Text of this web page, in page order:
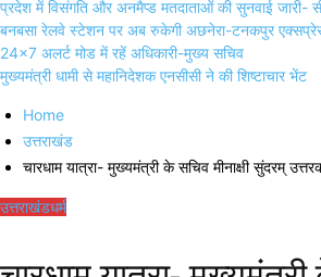
प्रदेश में विसंगति और अनमैप्ड मतदाताओं की सुनवाई जारी-
बनबसा रेलवे स्टेशन पर अब रुकेगी अछनेरा-टनकपुर
24×7 अलर्ट मोड में रहें अधिकारी-मुख्य सचिव
मुख्यमंत्री धामी से महानिदेशक एनसीसी ने की शिष्टाचार भेंट
Home
उत्तराखंड
चारधाम यात्रा- मुख्यमंत्री के सचिव मीनाक्षी सुंदरम्
उत्तराखंडधर्म